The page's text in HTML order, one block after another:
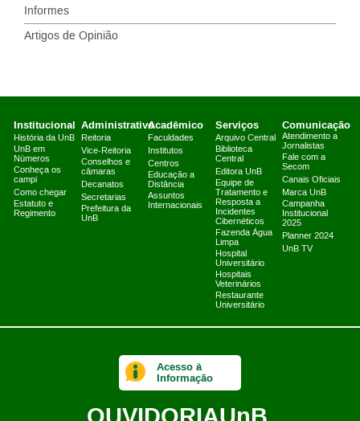
Informes
Artigos de Opinião
Institucional
História da UnB
UnB em
Números
Conheça os
campi
Como chegar
Estatuto e
Regimento
Administrativo
Reitoria
Vice-Reitoria
Conselhos e
câmaras
Decanatos
Secretarias
Prefeitura da
UnB
Acadêmico
Faculdades
Institutos
Centros
Educação a
Distância
Assuntos
Internacionais
Serviços
Arquivo Central
Biblioteca
Central
Editora UnB
Equipe de
Tratamento e
Resposta a
Incidentes
Cibernéticos
Fazenda Água
Limpa
Hospital
Universitário
Hospitais
Veterinários
Restaurante
Universitário
Comunicação
Atendimento a
Jornalistas
Fale com a
Secom
Canais Oficiais
Marca UnB
Campanha
Institucional
2025
Planner 2024
UnB TV
Acesso à
Informação